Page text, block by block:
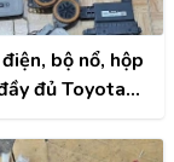
bộ nổ, hộp
đủ Toyota
Tháo Xe